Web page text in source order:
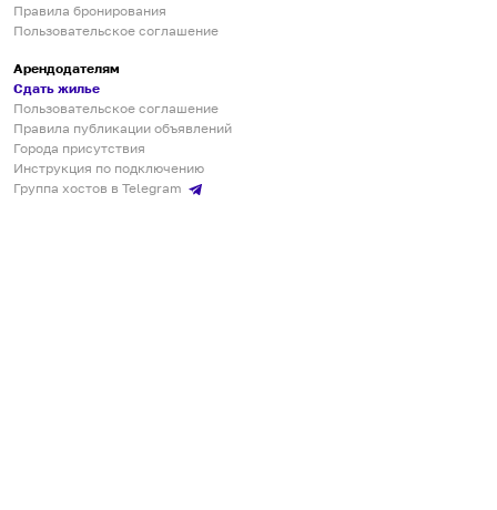
Правила бронирования
Пользовательское соглашение
Арендодателям
Сдать жилье
Пользовательское соглашение
Правила публикации объявлений
Города присутствия
Инструкция по подключению
Группа хостов в Telegram